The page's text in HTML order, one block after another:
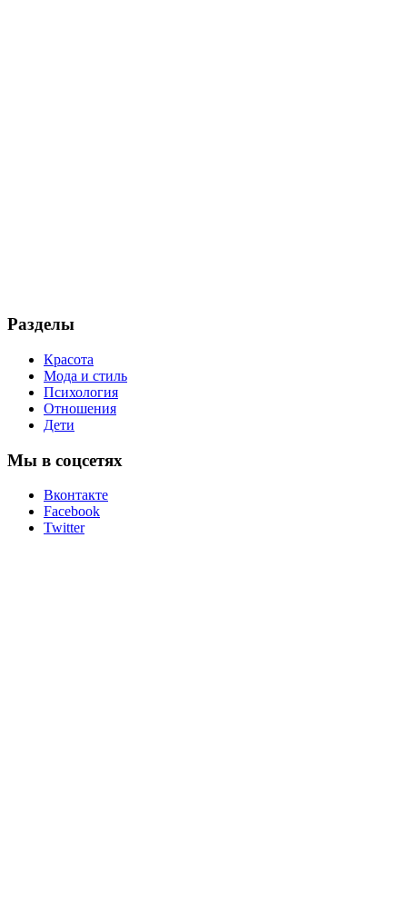
Разделы
Красота
Мода и стиль
Психология
Отношения
Дети
Мы в соцсетях
Вконтакте
Facebook
Twitter